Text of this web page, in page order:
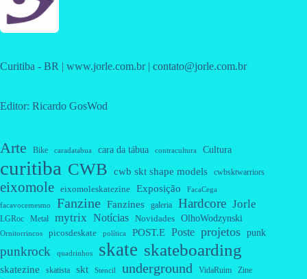
Curitiba - BR | www.jorle.com.br | contato@jorle.com.br
Editor: Ricardo GosWod
Arte Bike caradatabua cara da tábua contracultura Cultura
curitiba CWB cwb skt shape models cwbsktwarriors
eixomole eixomoleskatezine Exposição FacaCega
facavocemesmo Fanzine Fanzines galeria Hardcore Jorle
LGRoc Metal mytrix Notícias Novidades OlhoWodzynski
Ornitorrincos picosdeskate política POST.E Poste projetos punk
punkrock quadrinhos skate skateboarding
skatezine skatista skt Stencil underground VidaRuim Zine